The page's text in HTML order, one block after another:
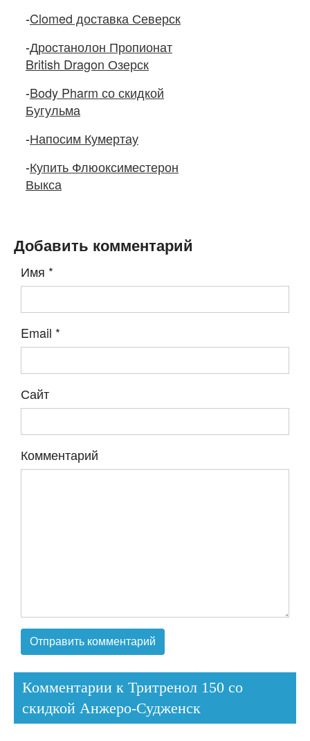
-Clomed доставка Северск
-Дростанолон Пропионат
British Dragon Озерск
-Body Pharm со скидкой
Бугульма
-Напосим Кумертау
-Купить Флюоксиместерон
Выкса
Добавить комментарий
Имя *
Email *
Сайт
Комментарий
Комментарии к Тритренол 150 со
скидкой Анжеро-Судженск